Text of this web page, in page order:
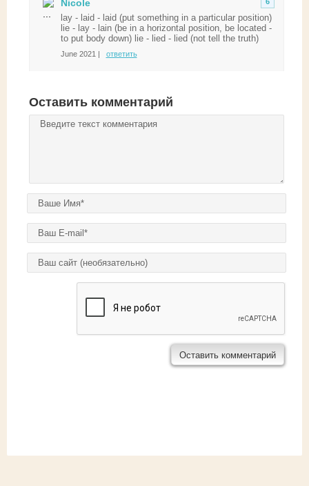
Nicole
lay - laid - laid (put something in a particular position)
lie - lay - lain (be in a horizontal position, be located -
to put body down) lie - lied - lied (not tell the truth)
June 2021 | ответить
Оставить комментарий
Комментарий*
Ваше имя*
E-mail *
Домашняя страница